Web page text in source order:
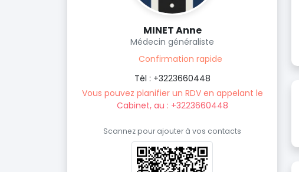
MINET Anne
Médecin généraliste
Confirmation rapide
Tél : +3223660448
Vous pouvez planifier un RDV en appelant le
Cabinet, au : +3223660448
Scannez pour ajouter à vos contacts